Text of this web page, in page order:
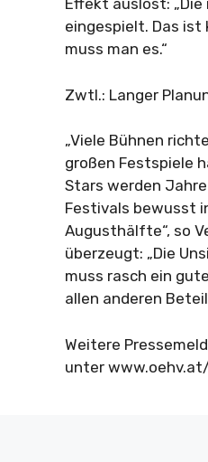
Effekt auslöst:
eingespielt. Das ist
muss man es.“
Zwtl.: Langer
„Viele Bühnen
großen Festspiele
Stars werden
Festivals bewusst
Augusthälfte“, so
überzeugt: „Die
muss rasch ein
allen anderen
Weitere
unter